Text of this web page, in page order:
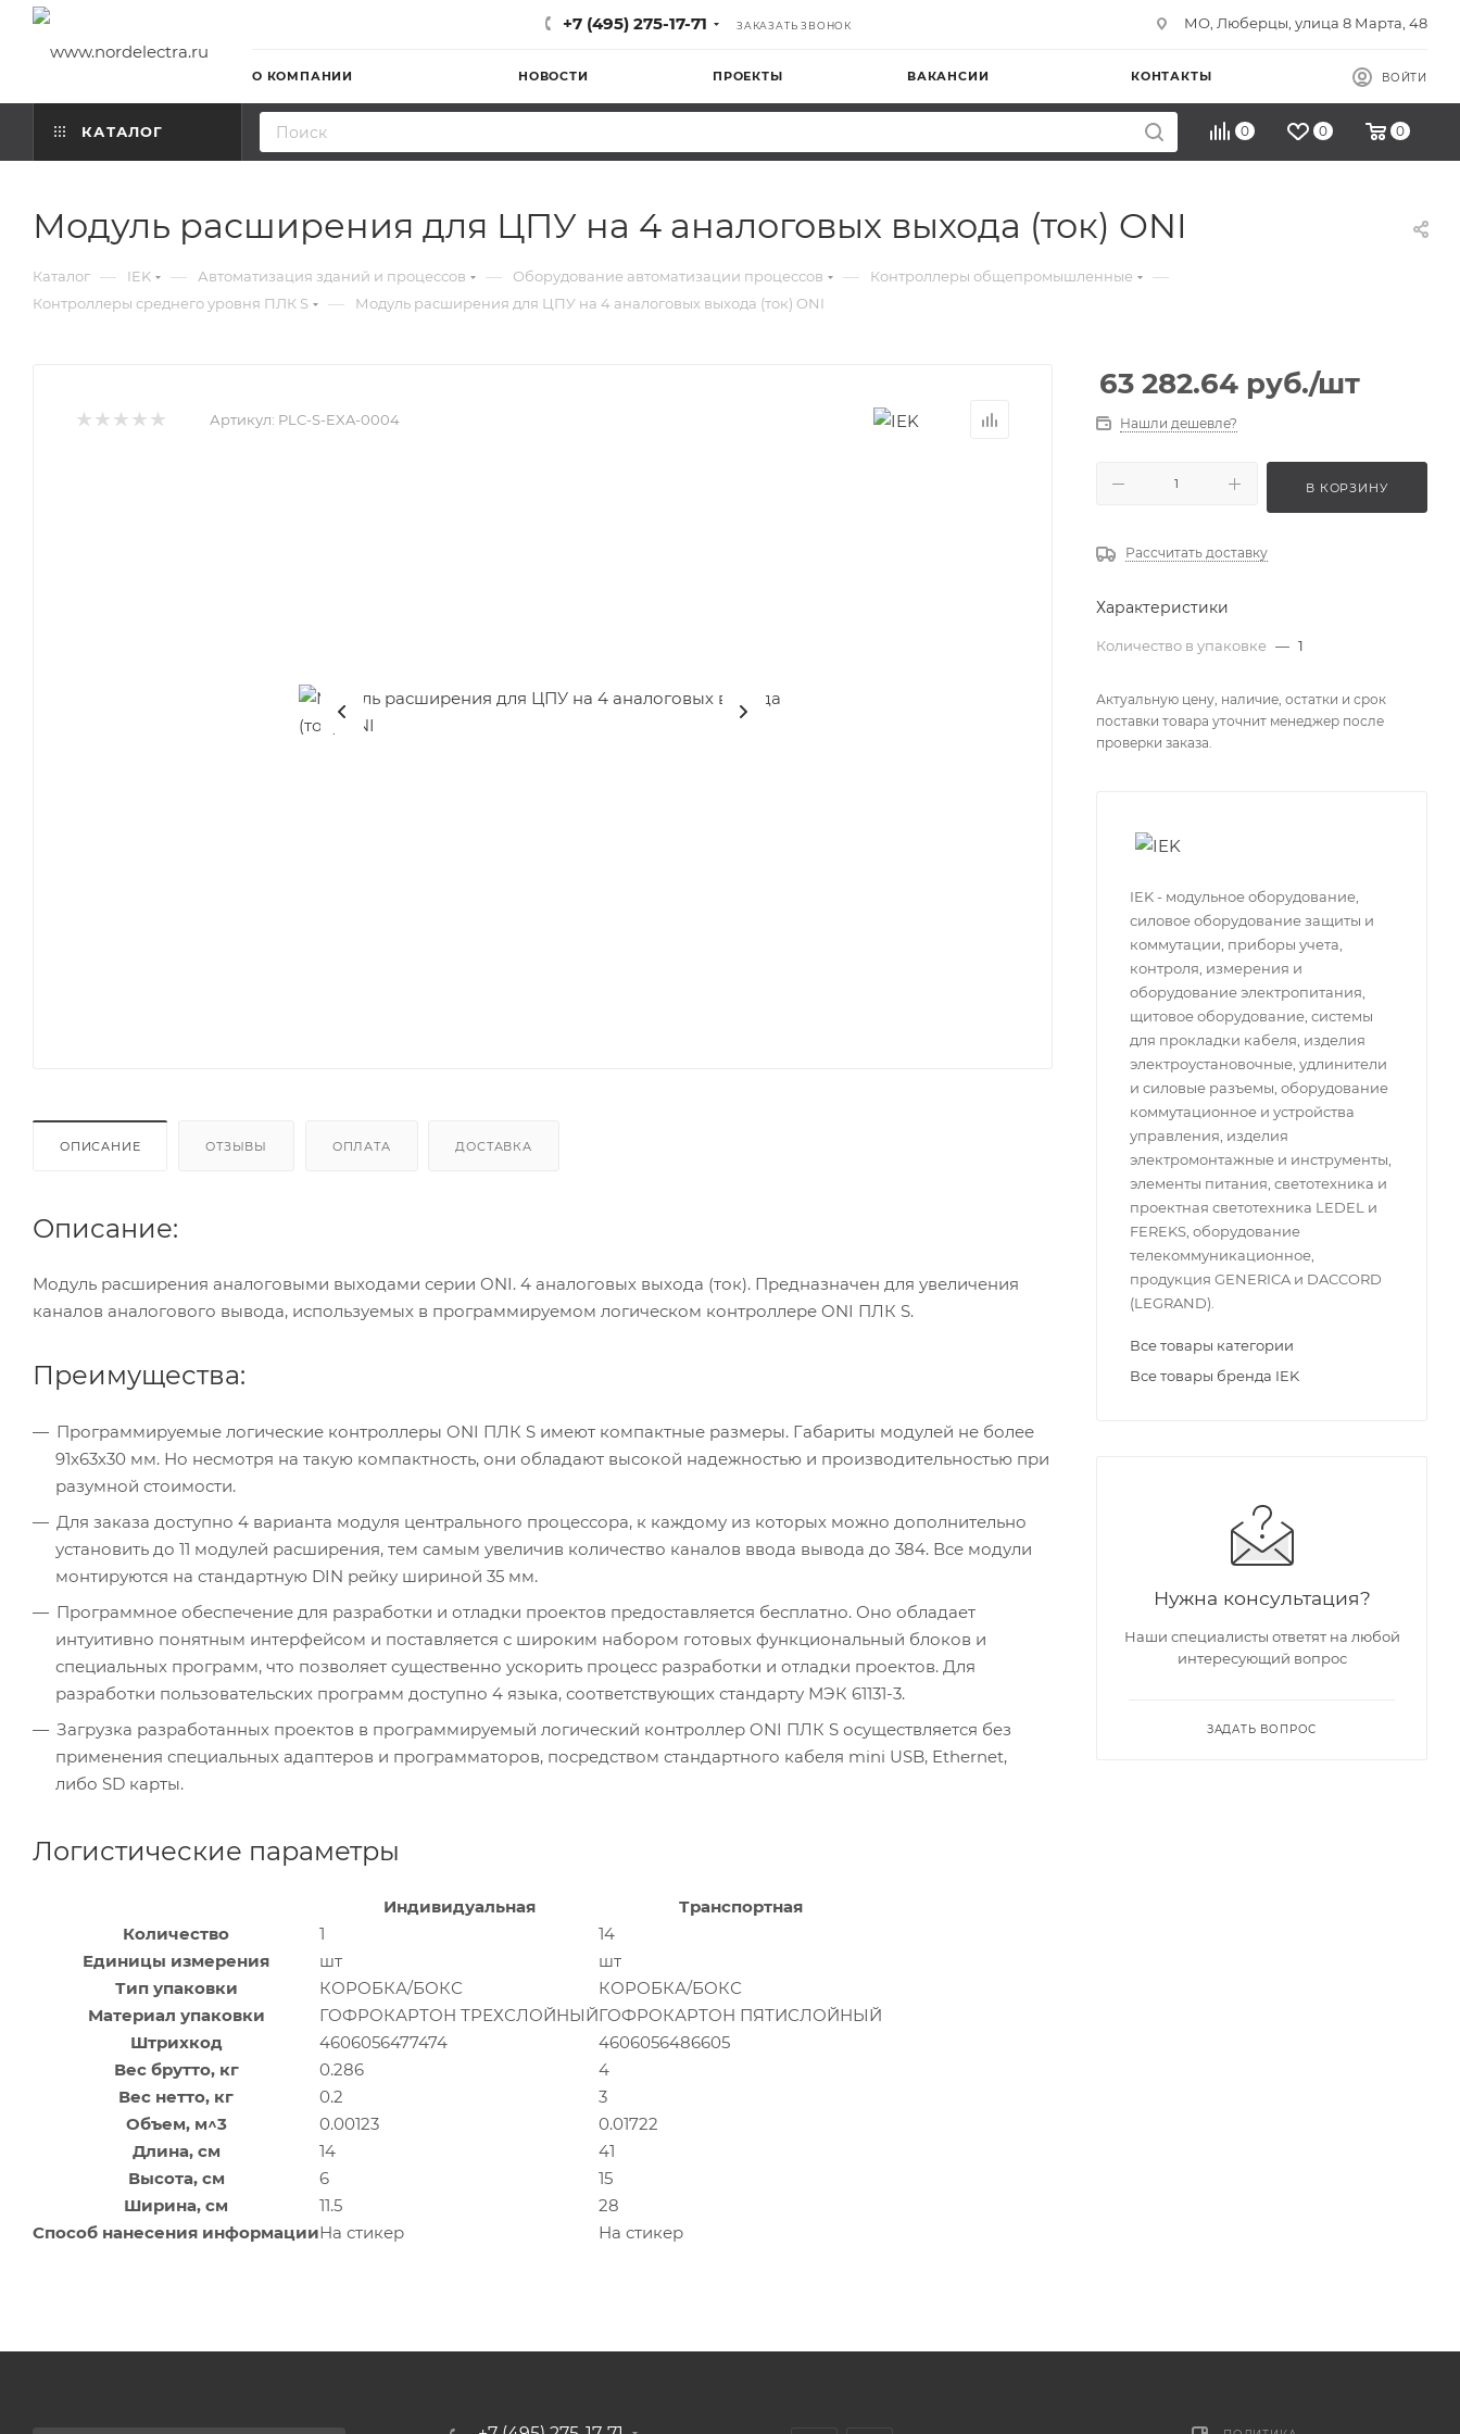
+7 (495) 275-17-71 ЗАКАЗАТЬ ЗВОНОК МО, Люберцы, улица 8 Марта, 48
О КОМПАНИИ НОВОСТИ ПРОЕКТЫ ВАКАНСИИ КОНТАКТЫ ВОЙТИ
КАТАЛОГ 0 0 0
Модуль расширения для ЦПУ на 4 аналоговых выхода (ток) ONI
Каталог — IEK — Автоматизация зданий и процессов — Оборудование автоматизации процессов — Контроллеры общепромышленные —
Контроллеры среднего уровня ПЛК S — Модуль расширения для ЦПУ на 4 аналоговых выхода (ток) ONI
Артикул: PLC-S-EXA-0004
ОПИСАНИЕ ОТЗЫВЫ ОПЛАТА ДОСТАВКА
Описание:
Модуль расширения аналоговыми выходами серии ONI. 4 аналоговых выхода (ток). Предназначен для увеличения
каналов аналогового вывода, используемых в программируемом логическом контроллере ONI ПЛК S.
Преимущества:
Программируемые логические контроллеры ONI ПЛК S имеют компактные размеры. Габариты модулей не более
91х63х30 мм. Но несмотря на такую компактность, они обладают высокой надежностью и производительностью при
разумной стоимости.
Для заказа доступно 4 варианта модуля центрального процессора, к каждому из которых можно дополнительно
установить до 11 модулей расширения, тем самым увеличив количество каналов ввода вывода до 384. Все модули
монтируются на стандартную DIN рейку шириной 35 мм.
Программное обеспечение для разработки и отладки проектов предоставляется бесплатно. Оно обладает
интуитивно понятным интерфейсом и поставляется с широким набором готовых функциональный блоков и
специальных программ, что позволяет существенно ускорить процесс разработки и отладки проектов. Для
разработки пользовательских программ доступно 4 языка, соответствующих стандарту МЭК 61131-3.
Загрузка разработанных проектов в программируемый логический контроллер ONI ПЛК S осуществляется без
применения специальных адаптеров и программаторов, посредством стандартного кабеля mini USB, Ethernet,
либо SD карты.
Логистические параметры
Индивидуальная
Транспортная
Количество
1
14
Единицы измерения
шт
шт
Тип упаковки
КОРОБКА/БОКС
КОРОБКА/БОКС
Материал упаковки
ГОФРОКАРТОН ТРЕХСЛОЙНЫЙГОФРОКАРТОН ПЯТИСЛОЙНЫЙ
Штрихкод
4606056477474
4606056486605
Вес брутто, кг
0.286
4
Вес нетто, кг
0.2
3
Объем, м^3
0.00123
0.01722
Длина, см
14
41
Высота, см
6
15
Ширина, см
11.5
28
Способ нанесения информацииНа стикер На стикер
63 282.64 руб./шт
Нашли дешевле?
В КОРЗИНУ
Рассчитать доставку
Характеристики
Количество в упаковке — 1
Актуальную цену, наличие, остатки и срок
поставки товара уточнит менеджер после
проверки заказа.
IEK - модульное оборудование,
силовое оборудование защиты и
коммутации, приборы учета,
контроля, измерения и
оборудование электропитания,
щитовое оборудование, системы
для прокладки кабеля, изделия
электроустановочные, удлинители
и силовые разъемы, оборудование
коммутационное и устройства
управления, изделия
электромонтажные и инструменты,
элементы питания, светотехника и
проектная светотехника LEDEL и
FEREKS, оборудование
телекоммуникационное,
продукция GENERICA и DACCORD
(LEGRAND).
Все товары категории
Все товары бренда IEK
Нужна консультация?
Наши специалисты ответят на любой
интересующий вопрос
ЗАДАТЬ ВОПРОС